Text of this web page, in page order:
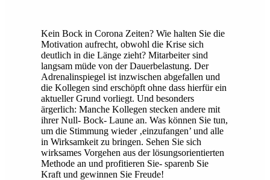
Kein Bock in Corona Zeiten? Wie halten Sie die
Motivation aufrecht, obwohl die Krise sich
deutlich in die Länge zieht? Mitarbeiter sind
langsam müde von der Dauerbelastung. Der
Adrenalinspiegel ist inzwischen abgefallen und
die Kollegen sind erschöpft ohne dass hierfür ein
aktueller Grund vorliegt. Und besonders
ärgerlich: Manche Kollegen stecken andere mit
ihrer Null- Bock- Laune an. Was können Sie tun,
um die Stimmung wieder ‚einzufangen’ und alle
in Wirksamkeit zu bringen. Sehen Sie sich
wirksames Vorgehen aus der lösungsorientierten
Methode an und profitieren Sie- sparenb Sie
Kraft und gewinnen Sie Freude!